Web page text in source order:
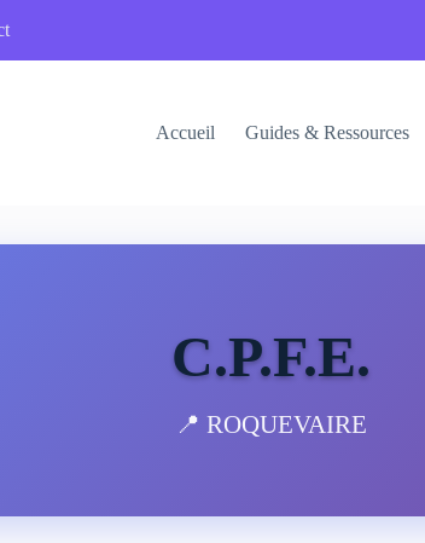
Accueil Guides & Ressources
C.P.F.E.
📍 ROQUEVAIRE